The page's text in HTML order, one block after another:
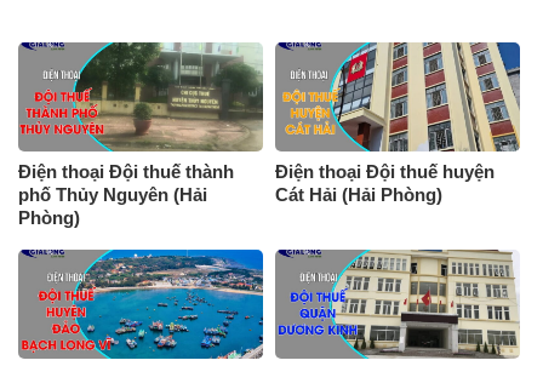
Điện thoại Đội thuế thành
phố Thủy Nguyên (Hải
Phòng)
Điện thoại Đội thuế huyện
Cát Hải (Hải Phòng)